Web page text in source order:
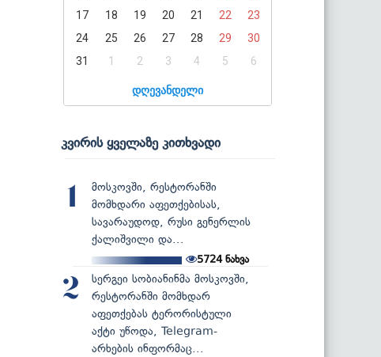
17
18 19 20 21 22
23
24
25 26 27 28 29
30
31
1 2 3 4 5 6
დღევანდელი
კვირის ყველაზე კითხვადი
1
მოსკოვში, რესტორანში
მომხდარი აფეთქებისას,
სავარაუდოდ, რუსი გენერლის
ქალიშვილი და...
5724ნახვა
2
სერგეი სობიანინმა მოსკოვში,
რესტორანში მომხდარ
აფეთქებას ტერორისტული
აქტი უწოდა, Telegram-
არხების ინფორმაც...